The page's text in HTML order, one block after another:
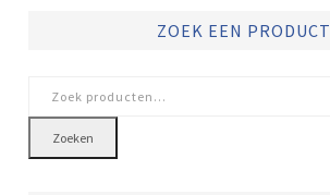
ZOEK EEN PRODUCT
naar:
Zoeken